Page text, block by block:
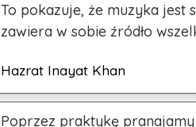
To pokazuje, że muzyka jest
zawiera w sobie źródło
Hazrat Inayat Khan
Poprzez praktykę